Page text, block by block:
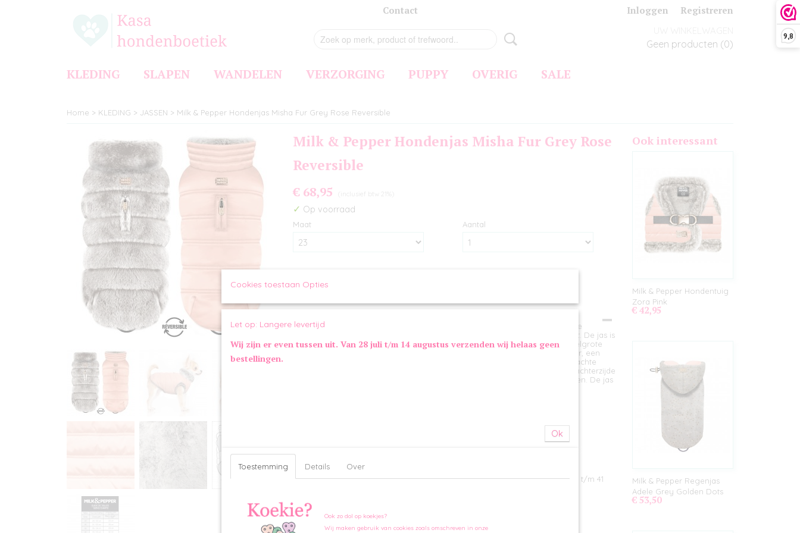
9,8
Contact Inloggen Registreren
Geen producten (0)
KLEDING SLAPEN WANDELEN VERZORGING PUPPY OVERIG SALE
Home > KLEDING > JASSEN > Milk & Pepper Hondenjas Misha Fur Grey Rose Reversible
Milk & Pepper Hondenjas Misha Fur Grey Rose
Reversible
€ 68,95 (inclusief btw 21%)
✓ Op voorraad
Maat Aantal
IN WINKELWAGEN
Milk & Pepper Hondenjas Misha Fur Grey Rose Reversible is een super warme
omkeerbare jas in poederroze waterafstotend polyester en grijs imitatiebont. De jas is
speciaal gemaakt voor de koudere dagen en geschikt voor kleine tot middelgrote
honden. Deze heerlijke jas (zonder capuchon) is aan twee kanten draagbaar, een
schattige poederroze waterafstotende jas aan de ene kant of een heerlijk zachte
bontjas aan de andere kant. De jas bevat daarnaast een ritsopening op de achterzijde
voor het vastmaken van de looplijn en een elastiek om de staart door te laten. De jas
Kleine gouden "Milk&Pepper" plaatjes bovenaan de achterkant
Enkele rij knopen van maat 23 t/m 32 - Dubbele rij knopen van maat 35 t/m 41
Maatinformatie Milk & Pepper Hondenjas Reversible:
Maat Ruglengte
Borstomvang
23
28-30 cm
Ook interessant
Milk & Pepper Hondentuig
Zora Pink
€ 42,95
Milk & Pepper Regenjas
Adele Grey Golden Dots
€ 53,50
Cookies toestaan Opties
Let op: Langere levertijd
Wij zijn er even tussen uit. Van 28 juli t/m 14 augustus verzenden wij helaas geen
bestellingen.
Ok
Toestemming Details Over
Ook zo dol op koekjes?
Wij maken gebruik van cookies zoals omschreven in onze